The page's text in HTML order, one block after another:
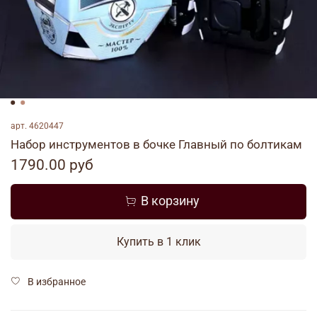
арт. 4620447
Набор инструментов в бочке Главный по болтикам
1790.00 руб
В корзину
Купить в 1 клик
В избранное